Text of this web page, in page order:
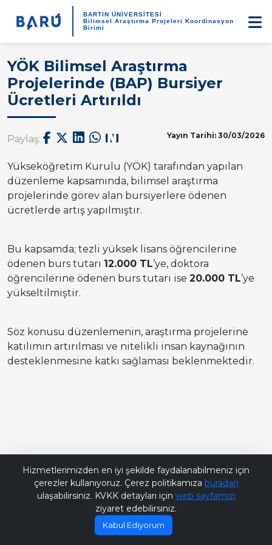
BARTIN ÜNİVERSİTESİ
Bilimsel Araştırma Projeleri Koordinasyon
Birimi
YÖK Bilimsel Araştırma
Projelerinde (BAP) Bursiyer
Ücretleri Artırıldı
Paylaş: Yayın Tarihi: 30/03/2026
Yükseköğretim Kurulu (YÖK) tarafından yapılan
düzenleme kapsamında, bilimsel araştırma
projelerinde görev alan bursiyerlere ödenen
ücretlerde artış yapılmıştır.
Bu kapsamda; tezli yüksek lisans öğrencilerine
ödenen burs tutarı 12.000 TL’ye, doktora
öğrencilerine ödenen burs tutarı ise 20.000 TL’ye
yükseltilmiştir.
Söz konusu düzenlemenin, araştırma projelerine
katılımın artırılması ve nitelikli insan kaynağının
desteklenmesine katkı sağlaması beklenmektedir.
Hizmetlerimizden en iyi şekilde faydalanabilmeniz için
çerezler kullanıyoruz. Çerez politikamıza buradan
ulaşabilirsiniz. KVKK detayları için web sayfamızı
ziyaret edebilirsiniz.
Kabul Ediyorum
Bana Soru Sor | Ask Me